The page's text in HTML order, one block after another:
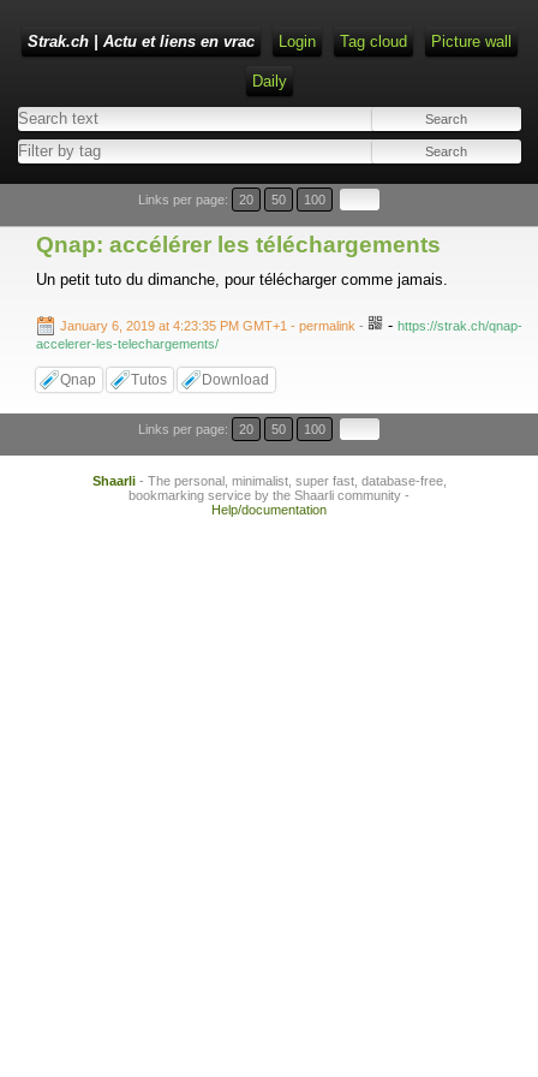
Strak.ch | Actu et liens en vrac Login Tag cloud Picture wall
Daily
Links per page: 20 50 100
Qnap: accélérer les téléchargements
Un petit tuto du dimanche, pour télécharger comme jamais.
January 6, 2019 at 4:23:35 PM GMT+1 - permalink - - https://strak.ch/qnap-
accelerer-les-telechargements/
Qnap Tutos Download
Links per page: 20 50 100
Shaarli- The personal, minimalist, super fast, database-free,
bookmarking service by the Shaarli community -
Help/documentation